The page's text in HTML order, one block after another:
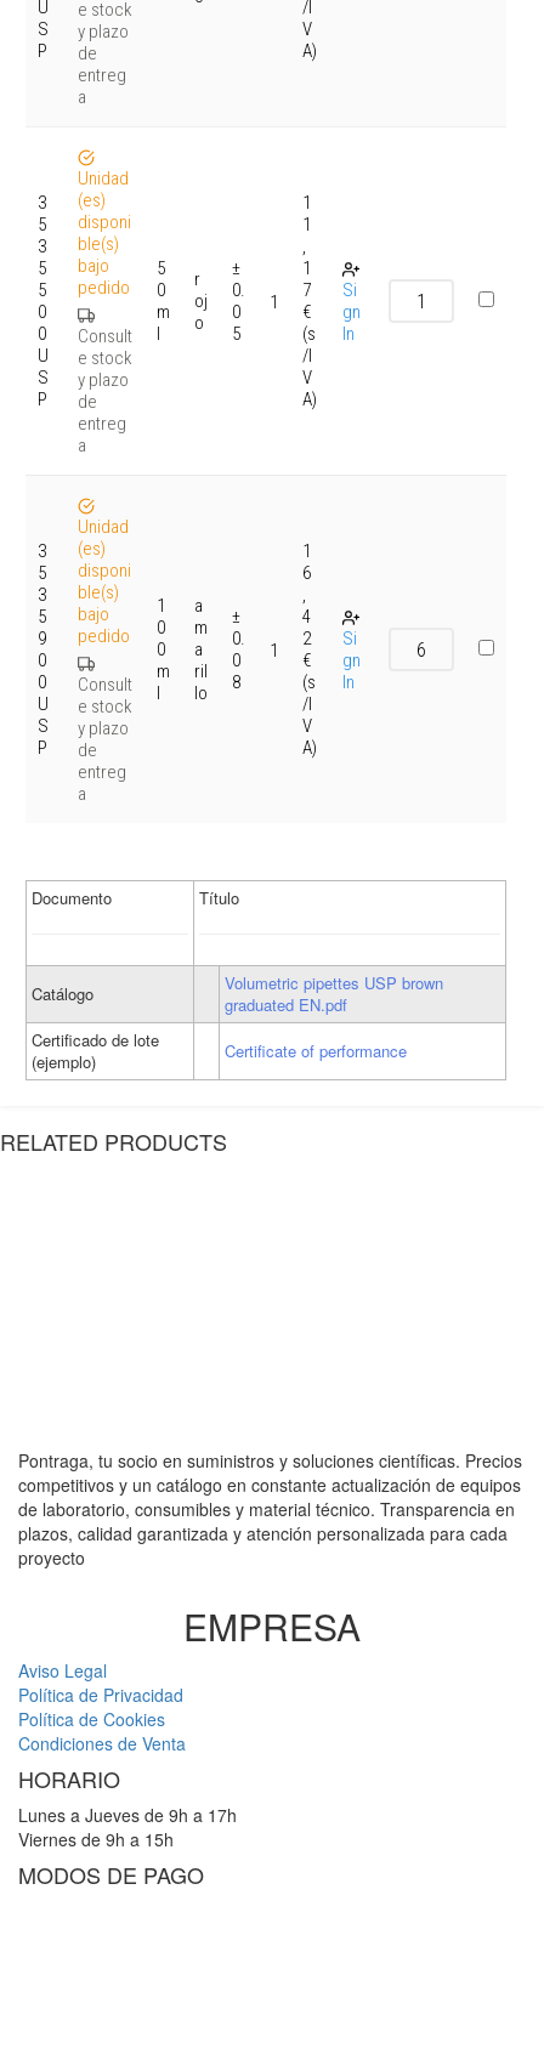
U
S
P
e stock
y plazo
de
entreg
a
/I
V
A)
3
5
3
5
5
0
0
U
S
P
Unidad
(es)
disponi
ble(s)
bajo
pedido
Consult
e stock
y plazo
de
entreg
a
5
0
m
l
r
oj
o
±
0.
0
5
1
1
1
,
1
7
€
(s
/I
V
A)
Si
gn
In
3
5
3
5
9
0
0
U
S
P
Unidad
(es)
disponi
ble(s)
bajo
pedido
Consult
e stock
y plazo
de
entreg
a
1
0
0
m
l
a
m
a
ril
lo
±
0.
0
8
1
1
6
,
4
2
€
(s
/I
V
A)
Si
gn
In
Documento Título
Catálogo
Volumetric pipettes USP brown
graduated EN.pdf
Certificado de lote
(ejemplo)
Certificate of performance
RELATED PRODUCTS
Pontraga, tu socio en suministros y soluciones científicas. Precios
competitivos y un catálogo en constante actualización de equipos
de laboratorio, consumibles y material técnico. Transparencia en
plazos, calidad garantizada y atención personalizada para cada
proyecto
EMPRESA
Aviso Legal
Política de Privacidad
Política de Cookies
Condiciones de Venta
HORARIO
Lunes a Jueves de 9h a 17h
Viernes de 9h a 15h
MODOS DE PAGO